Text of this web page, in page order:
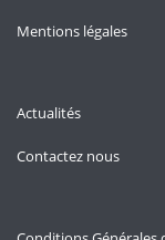
Mentions légales
Actualités
Contactez nous